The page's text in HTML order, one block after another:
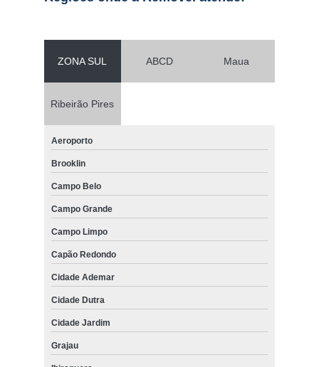
ZONA SUL ABCD Maua
Ribeirão Pires
Aeroporto
Brooklin
Campo Belo
Campo Grande
Campo Limpo
Capão Redondo
Cidade Ademar
Cidade Dutra
Cidade Jardim
Grajau